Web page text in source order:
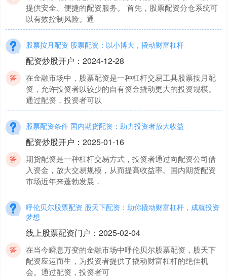
提供安全、便捷的配资服务。 首先，股票配资分仓系统可
以有效控制风险。通
股票按月配资 股票配资：以小博大，撬动财富杠杆
配资炒股开户 ： 2024-12-28
在金融市场中，股票配资是一种杠杆交易工具股票按月配
资，允许投资者以较少的自有资金撬动更大的投资规模。
通过配资，投资者可以
股票配资条件 国内期货配资：助力投资者放大收益
配资炒股开户 ： 2025-01-16
期货配资是一种杠杆交易方式，投资者通过向配资公司借
入资金，放大交易规模，从而提高收益率。国内期货配资
市场近年来蓬勃发展，
呼伦贝尔股票配资 股天下配资：助你撬动财富杠杆，成就投资
梦想
线上股票配资门户 ： 2025-02-04
在当今瞬息万变的金融市场中呼伦贝尔股票配资，股天下
配资应运而生，为投资者提供了撬动财富杠杆的绝佳机
会。通过配资，投资者可